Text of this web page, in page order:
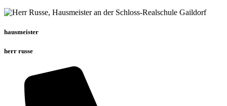
hausmeister
herr russe